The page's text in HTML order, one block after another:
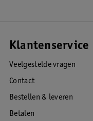
Klantenservice
Veelgestelde vragen
Contact
Bestellen & leveren
Betalen